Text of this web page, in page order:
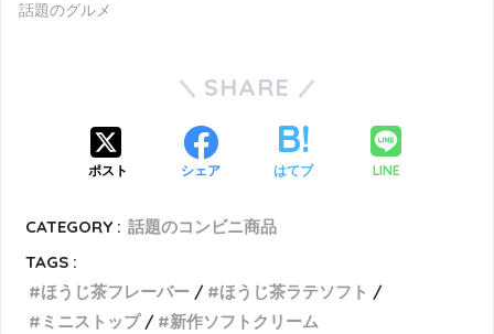
話題のグルメ
SHARE
ポスト シェア はてブ LINE
CATEGORY : 話題のコンビニ商品
TAGS :
ほうじ茶フレーバー
ほうじ茶ラテソフト
ミニストップ
新作ソフトクリーム